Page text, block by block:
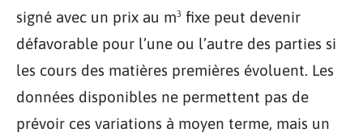
signé avec un prix au m³ fixe peut devenir
défavorable pour l’une ou l’autre des parties si
les cours des matières premières évoluent. Les
données disponibles ne permettent pas de
prévoir ces variations à moyen terme, mais un